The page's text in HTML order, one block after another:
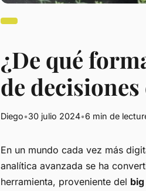
¿De qué
de
Diego•30 julio 2024•6 min de
En un mundo cada vez más
analítica avanzada se ha
herramienta, proveniente del